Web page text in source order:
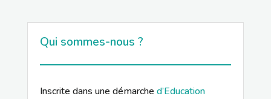
Qui sommes-nous ?
Inscrite dans une démarche d’Education